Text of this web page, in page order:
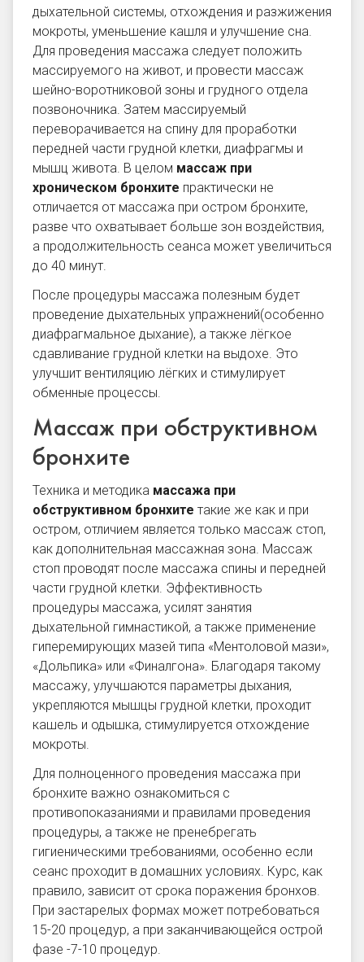
дыхательной системы, отхождения и разжижения
мокроты, уменьшение кашля и улучшение сна.
Для проведения массажа следует положить
массируемого на живот, и провести массаж
шейно-воротниковой зоны и грудного отдела
позвоночника. Затем массируемый
переворачивается на спину для проработки
передней части грудной клетки, диафрагмы и
мышц живота. В целом массаж при
хроническом бронхите практически не
отличается от массажа при остром бронхите,
разве что охватывает больше зон воздействия,
а продолжительность сеанса может увеличиться
до 40 минут.
После процедуры массажа полезным будет
проведение дыхательных упражнений(особенно
диафрагмальное дыхание), а также лёгкое
сдавливание грудной клетки на выдохе. Это
улучшит вентиляцию лёгких и стимулирует
обменные процессы.
Массаж при обструктивном
бронхите
Техника и методика массажа при
обструктивном бронхите такие же как и при
остром, отличием является только массаж стоп,
как дополнительная массажная зона. Массаж
стоп проводят после массажа спины и передней
части грудной клетки. Эффективность
процедуры массажа, усилят занятия
дыхательной гимнастикой, а также применение
гиперемирующих мазей типа «Ментоловой мази»,
«Дольпика» или «Финалгона». Благодаря такому
массажу, улучшаются параметры дыхания,
укрепляются мышцы грудной клетки, проходит
кашель и одышка, стимулируется отхождение
мокроты.
Для полноценного проведения массажа при
бронхите важно ознакомиться с
противопоказаниями и правилами проведения
процедуры, а также не пренебрегать
гигиеническими требованиями, особенно если
сеанс проходит в домашних условиях. Курс, как
правило, зависит от срока поражения бронхов.
При застарелых формах может потребоваться
15-20 процедур, а при заканчивающейся острой
фазе -7-10 процедур.